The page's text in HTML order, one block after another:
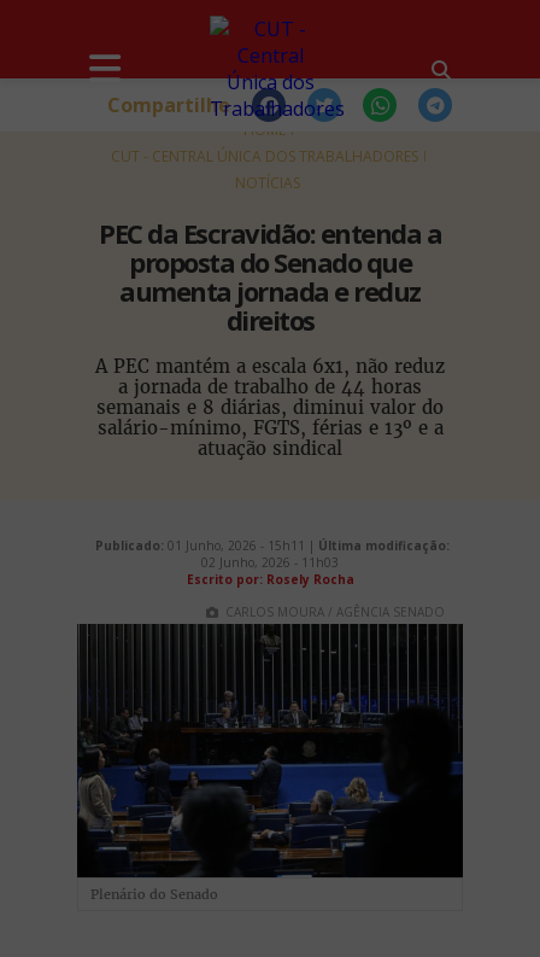
HOME
CUT - CENTRAL ÚNICA DOS TRABALHADORES
NOTÍCIAS
PEC da Escravidão: entenda a
proposta do Senado que
aumenta jornada e reduz
direitos
A PEC mantém a escala 6x1, não reduz
a jornada de trabalho de 44 horas
semanais e 8 diárias, diminui valor do
salário-mínimo, FGTS, férias e 13º e a
atuação sindical
Compartilhe
Publicado: 01 Junho, 2026 - 15h11 | Última modificação:
02 Junho, 2026 - 11h03
Escrito por: Rosely Rocha
CARLOS MOURA / AGÊNCIA SENADO
Plenário do Senado